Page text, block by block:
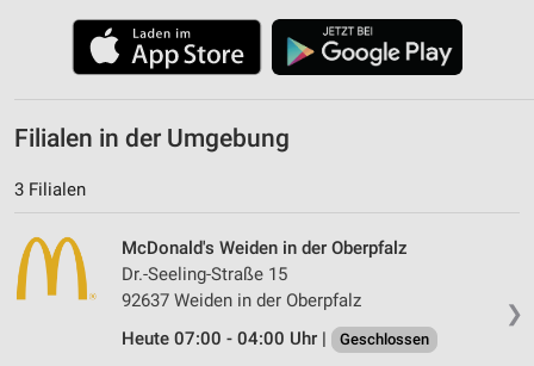
Filialen in der Umgebung
3 Filialen
❯
McDonald's Weiden in der Oberpfalz
Dr.-Seeling-Straße 15
92637 Weiden in der Oberpfalz
Heute 07:00 - 04:00 Uhr |
Geschlossen